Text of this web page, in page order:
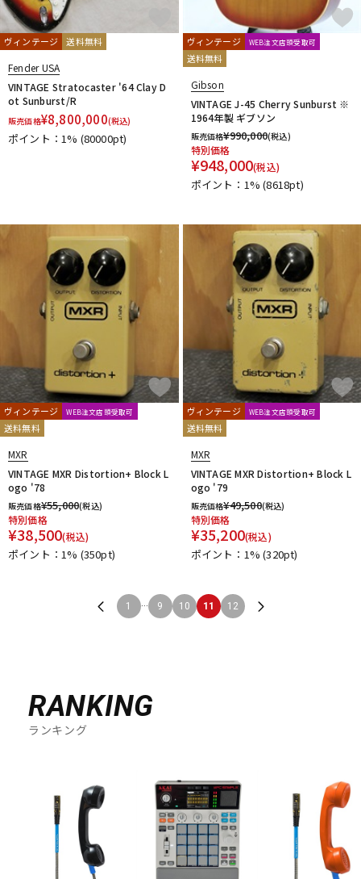
ヴィンテージ 送料無料
Fender USA
VINTAGE Stratocaster '64 Clay D
ot Sunburst/R
販売価格¥8,800,000(税込)
ポイント：1% (80000pt)
ヴィンテージ WEB注文店頭受取可
送料無料
Gibson
VINTAGE J-45 Cherry Sunburst ※
1964年製 ギブソン
販売価格¥990,000(税込)
特別価格
¥948,000(税込)
ポイント：1%(8618pt)
ヴィンテージ WEB注文店頭受取可
送料無料
MXR
VINTAGE MXR Distortion+ Block L
ogo '78
販売価格¥55,000(税込)
特別価格
¥38,500(税込)
ポイント：1% (350pt)
ヴィンテージ WEB注文店頭受取可
送料無料
MXR
VINTAGE MXR Distortion+ Block L
ogo '79
販売価格¥49,500(税込)
特別価格
¥35,200(税込)
ポイント：1%(320pt)
1 ... 9 10 11 12
RANKING
ランキング